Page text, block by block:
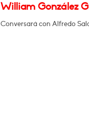
William González
Conversará con Alfredo